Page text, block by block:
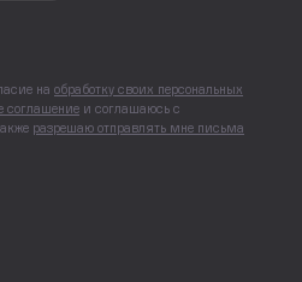
на обработку своих персональных
соглашение и соглашаюсь с
разрешаю отправлять мне письма